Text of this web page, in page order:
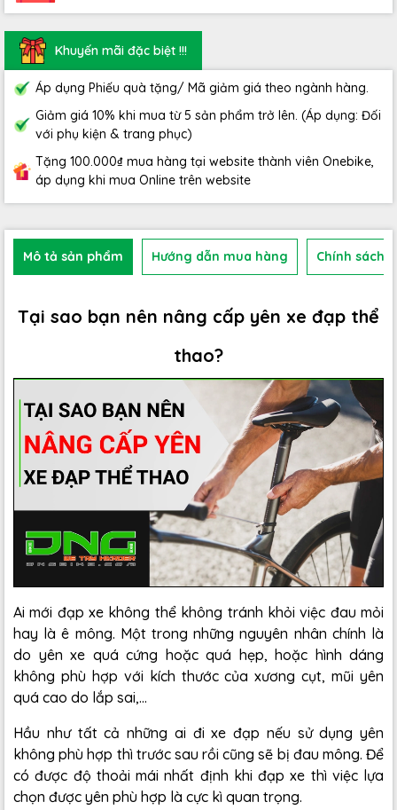
Khuyến mãi đặc biệt !!!
Áp dụng Phiếu quà tặng/ Mã giảm giá theo ngành hàng.
Giảm giá 10% khi mua từ 5 sản phẩm trở lên. (Áp dụng: Đối
với phụ kiện & trang phục)
Tặng 100.000₫ mua hàng tại website thành viên Onebike,
áp dụng khi mua Online trên website
Mô tả sản phẩm Hướng dẫn mua hàng Chính sách
Tại sao bạn nên nâng cấp yên xe đạp thể
thao?
Ai mới đạp xe không thể không tránh khỏi việc đau mỏi
hay là ê mông. Một trong những nguyên nhân chính là
do yên xe quá cứng hoặc quá hẹp, hoặc hình dáng
không phù hợp với kích thước của xương cụt, mũi yên
quá cao do lắp sai,...
Hầu như tất cả những ai đi xe đạp nếu sử dụng yên
không phù hợp thì trước sau rồi cũng sẽ bị đau mông. Để
có được độ thoải mái nhất định khi đạp xe thì việc lựa
chọn được yên phù hợp là cực kì quan trọng.